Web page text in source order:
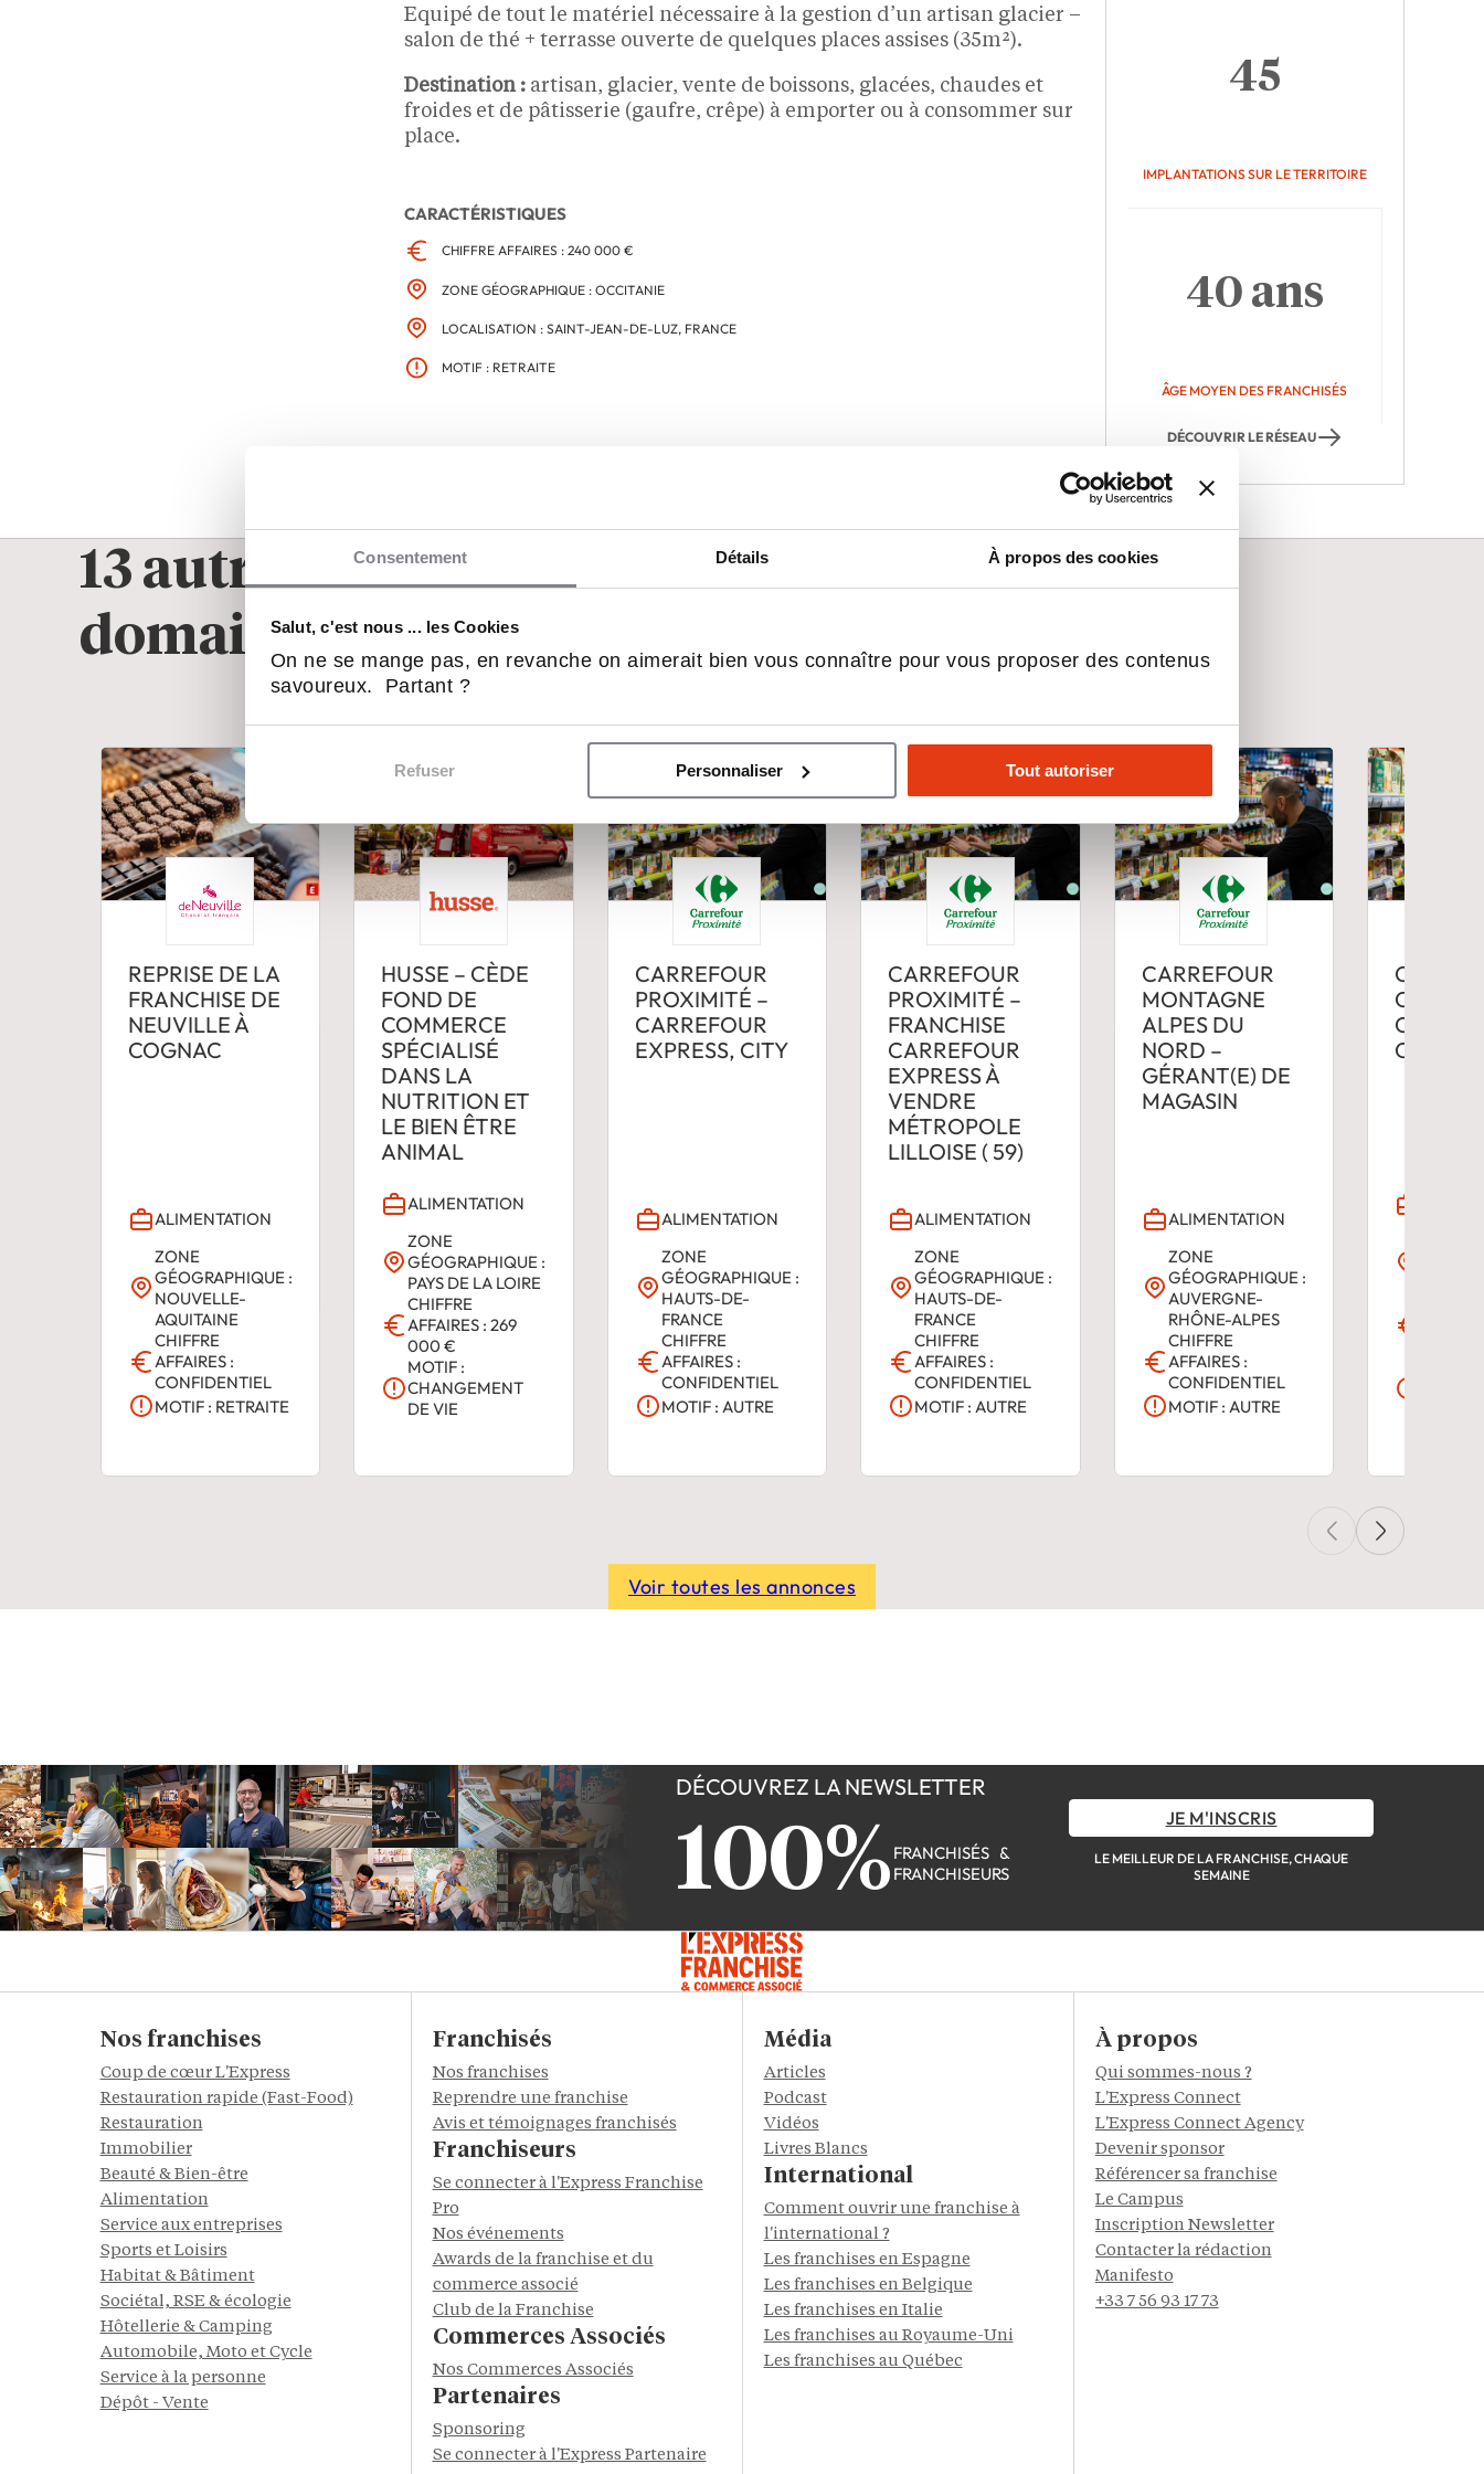
Consentement Détails À propos des cookies
Salut, c'est nous ... les Cookies
On ne se mange pas, en revanche on aimerait bien vous connaître pour vous proposer des contenus
savoureux. Partant ?
Refuser Personnaliser Tout autoriser
Equipé de tout le matériel nécessaire à la gestion d’un artisan glacier –
salon de thé + terrasse ouverte de quelques places assises (35m²).
Destination : artisan, glacier, vente de boissons, glacées, chaudes et
froides et de pâtisserie (gaufre, crêpe) à emporter ou à consommer sur
place.
CARACTÉRISTIQUES
CHIFFRE AFFAIRES : 240 000 €
ZONE GÉOGRAPHIQUE : OCCITANIE
LOCALISATION : SAINT-JEAN-DE-LUZ, FRANCE
MOTIF : RETRAITE
45
IMPLANTATIONS SUR LE TERRITOIRE
40 ans
ÂGE MOYEN DES FRANCHISÉS
DÉCOUVRIR LE RÉSEAU
13 autres franchises à reprendre dans le
domaineAlimentation
REPRISE DE LA
FRANCHISE DE
NEUVILLE À
COGNAC
ALIMENTATION
ZONE
GÉOGRAPHIQUE :
NOUVELLE-
AQUITAINE
CHIFFRE
AFFAIRES :
CONFIDENTIEL
MOTIF : RETRAITE
HUSSE – CÈDE
FOND DE
COMMERCE
SPÉCIALISÉ
DANS LA
NUTRITION ET
LE BIEN ÊTRE
ANIMAL
ALIMENTATION
ZONE
GÉOGRAPHIQUE :
PAYS DE LA LOIRE
CHIFFRE
AFFAIRES : 269
000 €
MOTIF :
CHANGEMENT
DE VIE
CARREFOUR
PROXIMITÉ –
CARREFOUR
EXPRESS, CITY
ALIMENTATION
ZONE
GÉOGRAPHIQUE :
HAUTS-DE-
FRANCE
CHIFFRE
AFFAIRES :
CONFIDENTIEL
MOTIF : AUTRE
CARREFOUR
PROXIMITÉ –
FRANCHISE
CARREFOUR
EXPRESS À
VENDRE
MÉTROPOLE
LILLOISE ( 59)
ALIMENTATION
ZONE
GÉOGRAPHIQUE :
HAUTS-DE-
FRANCE
CHIFFRE
AFFAIRES :
CONFIDENTIEL
MOTIF : AUTRE
CARREFOUR
MONTAGNE
ALPES DU
NORD –
GÉRANT(E) DE
MAGASIN
ALIMENTATION
ZONE
GÉOGRAPHIQUE :
AUVERGNE-
RHÔNE-ALPES
CHIFFRE
AFFAIRES :
CONFIDENTIEL
MOTIF : AUTRE
CITY –
CITY
Voir toutes les annonces
DÉCOUVREZ LA NEWSLETTER
100% FRANCHISÉS &
FRANCHISEURS
JE M'INSCRIS
LE MEILLEUR DE LA FRANCHISE, CHAQUE
SEMAINE
Nos franchises
Coup de cœur L'Express
Restauration rapide (Fast-Food)
Restauration
Immobilier
Beauté & Bien-être
Alimentation
Service aux entreprises
Sports et Loisirs
Habitat & Bâtiment
Sociétal, RSE & écologie
Hôtellerie & Camping
Automobile, Moto et Cycle
Service à la personne
Dépôt - Vente
Franchisés
Nos franchises
Reprendre une franchise
Avis et témoignages franchisés
Franchiseurs
Se connecter à l'Express Franchise
Pro
Nos événements
Awards de la franchise et du
commerce associé
Club de la Franchise
Commerces Associés
Nos Commerces Associés
Partenaires
Sponsoring
Se connecter à l'Express Partenaire
Média
Articles
Podcast
Vidéos
Livres Blancs
International
Comment ouvrir une franchise à
l'international ?
Les franchises en Espagne
Les franchises en Belgique
Les franchises en Italie
Les franchises au Royaume-Uni
Les franchises au Québec
À propos
Qui sommes-nous ?
L'Express Connect
L'Express Connect Agency
Devenir sponsor
Référencer sa franchise
Le Campus
Inscription Newsletter
Contacter la rédaction
Manifesto
+33 7 56 93 17 73